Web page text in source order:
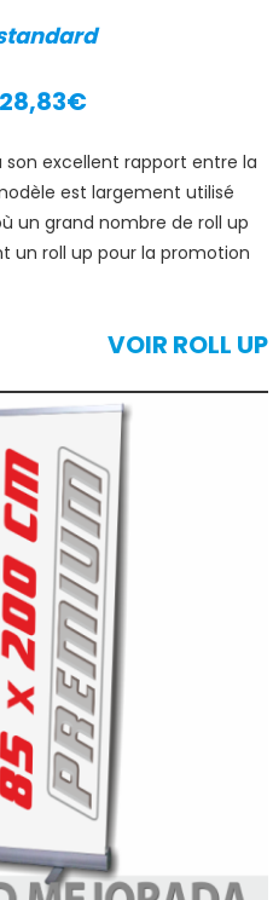
son excellent rapport entre la
est largement utilisé
un grand nombre de roll up
un roll up pour la promotion
VOIR ROLL UP